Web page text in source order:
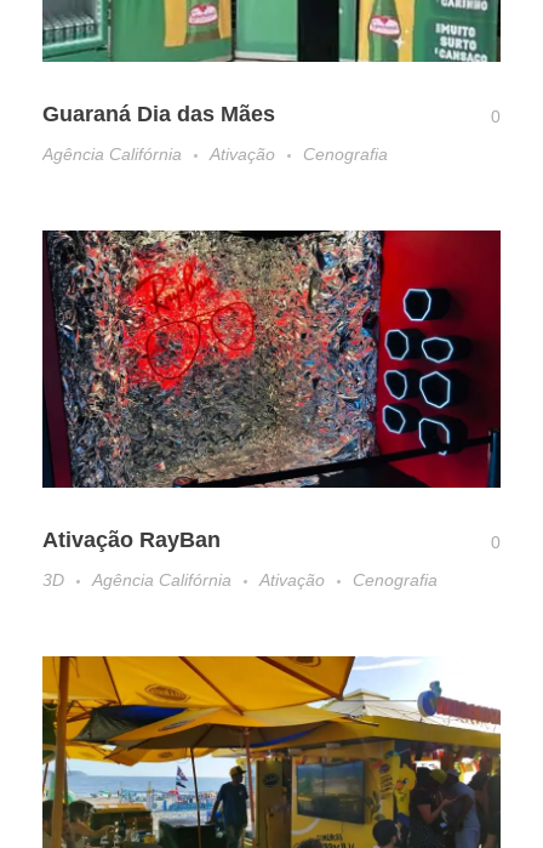
Guaraná Dia das Mães
0
Agência Califórnia
Ativação Cenografia
Ativação RayBan
0
3D
Agência Califórnia Ativação Cenografia